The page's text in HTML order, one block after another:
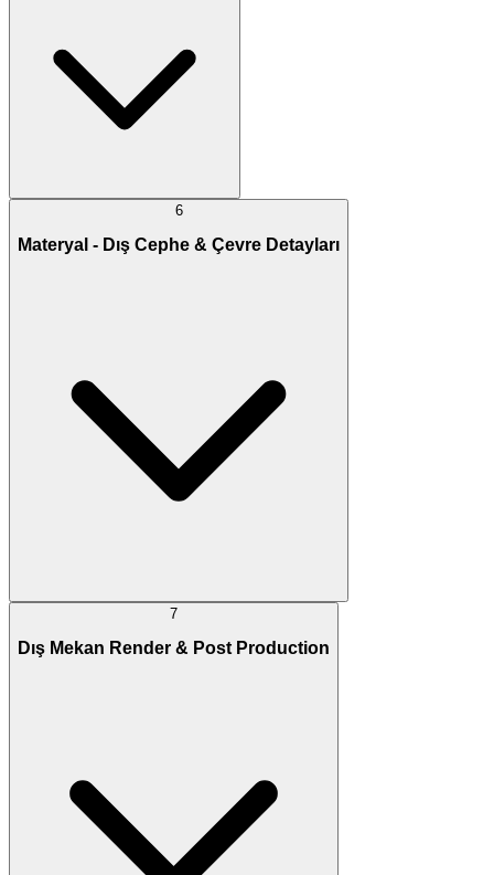
6
Materyal - Dış Cephe & Çevre Detayları
7
Dış Mekan Render & Post Production